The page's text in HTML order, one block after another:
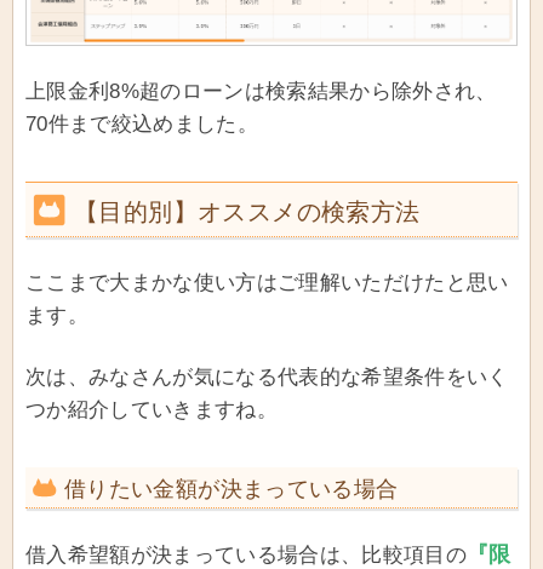
上限金利8%超のローンは検索結果から除外され、
70件まで絞込めました。
【目的別】オススメの検索方法
ここまで大まかな使い方はご理解いただけたと思い
ます。
次は、みなさんが気になる代表的な希望条件をいく
つか紹介していきますね。
借りたい金額が決まっている場合
借入希望額が決まっている場合は、比較項目の 『限